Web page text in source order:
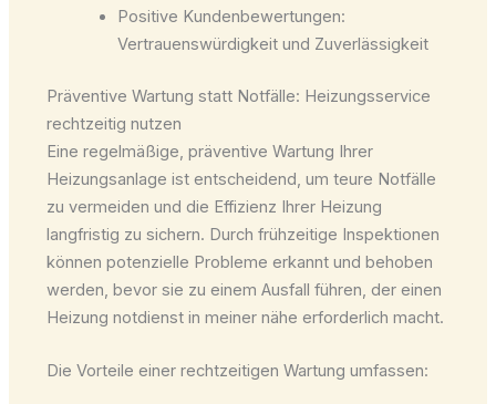
Positive Kundenbewertungen:
Vertrauenswürdigkeit und Zuverlässigkeit
Präventive Wartung statt Notfälle: Heizungsservice
rechtzeitig nutzen
Eine regelmäßige, präventive Wartung Ihrer
Heizungsanlage ist entscheidend, um teure Notfälle
zu vermeiden und die Effizienz Ihrer Heizung
langfristig zu sichern. Durch frühzeitige Inspektionen
können potenzielle Probleme erkannt und behoben
werden, bevor sie zu einem Ausfall führen, der einen
Heizung notdienst in meiner nähe erforderlich macht.
Die Vorteile einer rechtzeitigen Wartung umfassen: